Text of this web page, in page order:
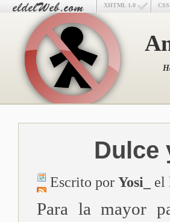
XHTML 1.0
Dulce
Escrito por Yosi_ el
Para la mayor